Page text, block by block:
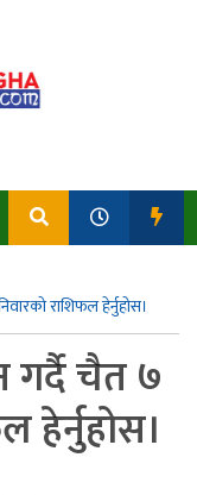
राशिफल हेर्नुहोस।
गर्दै चैत ७
हेर्नुहोस।